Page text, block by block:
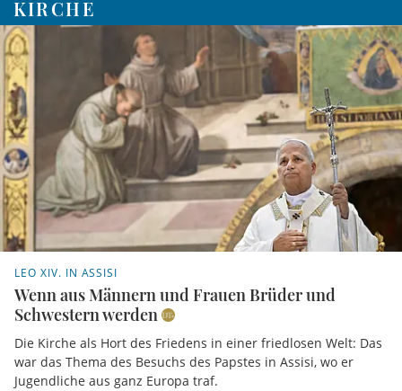
KIRCHE
LEO XIV. IN ASSISI
Wenn aus Männern und Frauen Brüder und
Schwestern werden
Die Kirche als Hort des Friedens in einer friedlosen Welt: Das
war das Thema des Besuchs des Papstes in Assisi, wo er
Jugendliche aus ganz Europa traf.